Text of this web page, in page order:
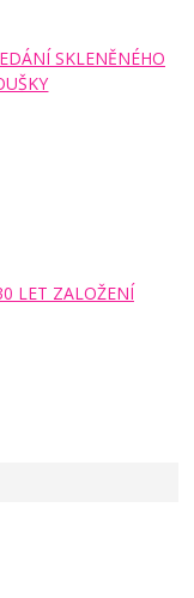
SKLENĚNÉHO
LET ZALOŽENÍ